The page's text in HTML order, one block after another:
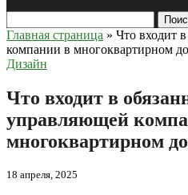
Главная страница » Что входит
компании в многоквартирном
Дизайн
Что входит в
управляющей
многоквартирном
18 апреля, 2025